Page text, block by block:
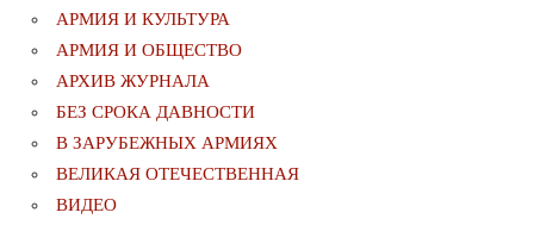
АРМИЯ И КУЛЬТУРА
АРМИЯ И ОБЩЕСТВО
АРХИВ ЖУРНАЛА
БЕЗ СРОКА ДАВНОСТИ
В ЗАРУБЕЖНЫХ АРМИЯХ
ВЕЛИКАЯ ОТЕЧЕСТВЕННАЯ
ВИДЕО